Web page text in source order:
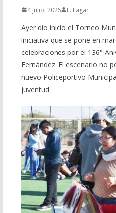
4 julio, 2026 F. Lagar
Ayer dio inicio el Torneo
iniciativa que se pone en
celebraciones por el 136°
Fernández. El escenario no
nuevo Polideportivo
juventud.